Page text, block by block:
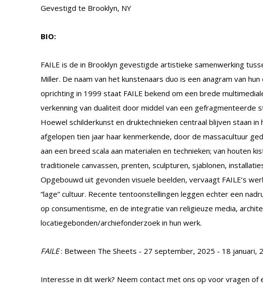
Gevestigd te Brooklyn, NY
BIO:
FAILE is de in Brooklyn gevestigde artistieke samenwerking
Miller. De naam van het kunstenaars duo is een anagram van
oprichting in 1999 staat FAILE bekend om een brede
verkenning van dualiteit door middel van een gefragmenteerde
Hoewel schilderkunst en druktechnieken centraal blijven staan in
afgelopen tien jaar haar kenmerkende, door de massacultuur
aan een breed scala aan materialen en technieken; van houten
traditionele canvassen, prenten, sculpturen, sjablonen,
Opgebouwd uit gevonden visuele beelden, vervaagt FAILE’s
“lage” cultuur. Recente tentoonstellingen leggen echter een
op consumentisme, en de integratie van religieuze media,
locatiegebonden/archiefonderzoek in hun werk.
FAILE: Between The Sheets - 27 september, 2025 - 18 januari,
Interesse in dit werk? Neem contact met ons op voor vragen of